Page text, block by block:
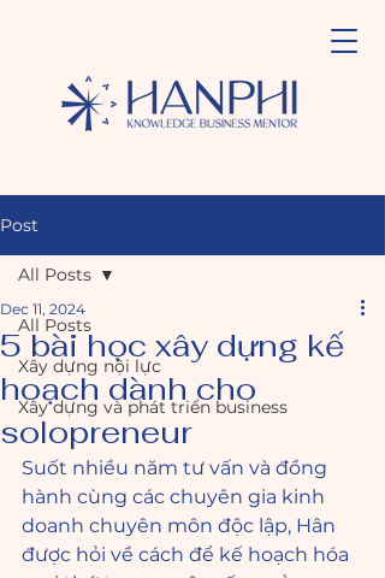
Post
All Posts
Xây dựng nội lực
Xây dựng và phát triển business
All Posts
5 bài học xây dựng kế
hoạch dành cho
solopreneur
Dec 11, 2024
Suốt nhiều năm tư vấn và đồng
hành cùng các chuyên gia kinh
doanh chuyên môn độc lập, Hân
được hỏi về cách để kế hoạch hóa